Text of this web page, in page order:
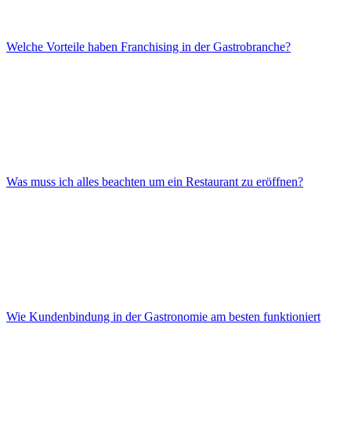
Welche Vorteile haben Franchising in der Gastrobranche?
Was muss ich alles beachten um ein Restaurant zu eröffnen?
Wie Kundenbindung in der Gastronomie am besten funktioniert